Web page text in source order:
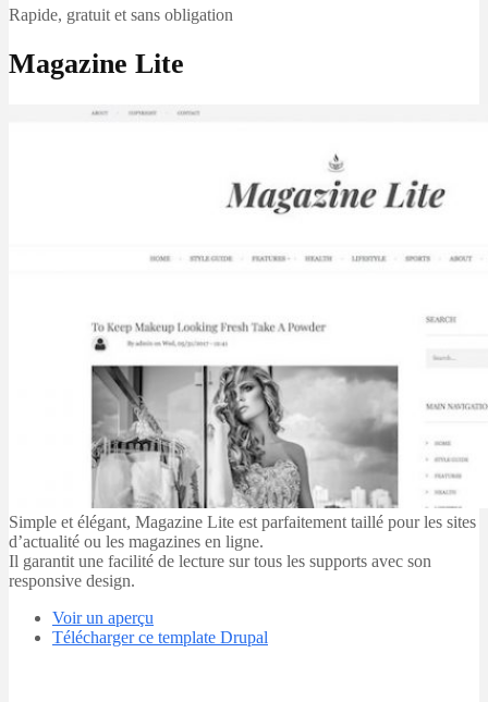
Rapide, gratuit et sans obligation
Magazine Lite
Simple et élégant, Magazine Lite est parfaitement taillé pour les sites
d’actualité ou les magazines en ligne.
Il garantit une facilité de lecture sur tous les supports avec son
responsive design.
Voir un aperçu
Télécharger ce template Drupal